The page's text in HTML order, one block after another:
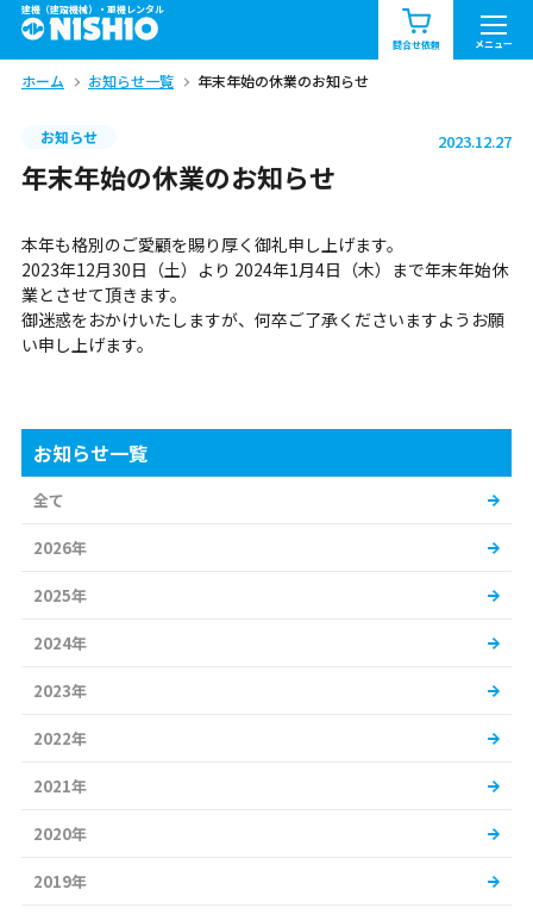
建機（建設機械）・重機レンタル
問合せ依頼 メニュー
商品一覧 お知らせ一覧
問合せ依頼リスト お問合せ
北海道 東北
中部 関西 中国・四国
九州・沖縄（外部）
ホーム お知らせ一覧 年末年始の休業のお知らせ
お知らせ 2023.12.27
年末年始の休業のお知らせ
本年も格別のご愛顧を賜り厚く御礼申し上げます。
2023年12月30日（土）より 2024年1月4日（木）まで年末年始休
業とさせて頂きます。
御迷惑をおかけいたしますが、何卒ご了承くださいますようお願
い申し上げます。
お知らせ一覧
全て
2026年
2025年
2024年
2023年
2022年
2021年
2020年
2019年